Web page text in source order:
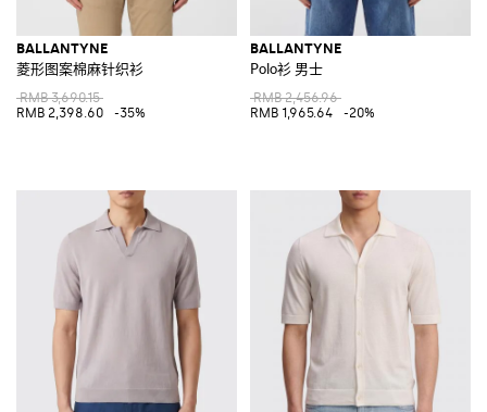
BALLANTYNE
菱形图案棉麻针织衫
RMB 3,690.15
RMB 2,398.60
-35%
BALLANTYNE
Polo衫 男士
RMB 2,456.96
RMB 1,965.64
-20%